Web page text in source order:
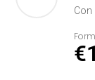
Con
€